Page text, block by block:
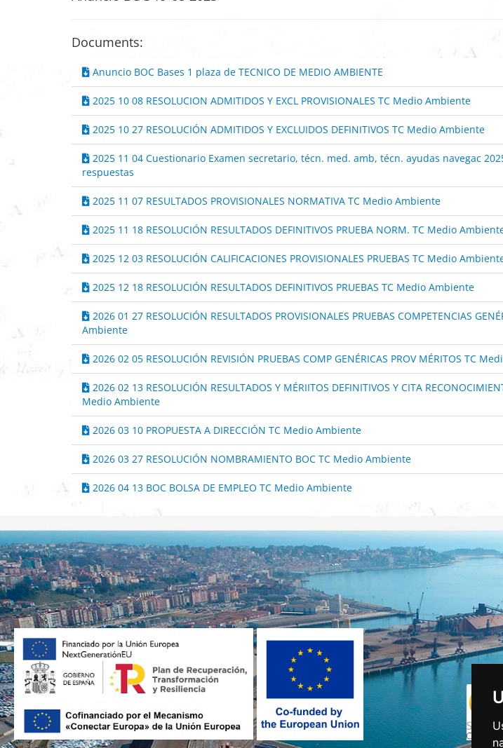
Documents:
Anuncio BOC Bases 1 plaza de TECNICO DE MEDIO AMBIENTE
2025 10 08 RESOLUCION ADMITIDOS Y EXCL PROVISIONALES TC Medio Ambiente
2025 10 27 RESOLUCIÓN ADMITIDOS Y EXCLUIDOS DEFINITIVOS TC Medio Ambiente
2025 11 04 Cuestionario Examen secretario, técn. med. amb, técn. ayudas navegac
respuestas
2025 11 07 RESULTADOS PROVISIONALES NORMATIVA TC Medio Ambiente
2025 11 18 RESOLUCIÓN RESULTADOS DEFINITIVOS PRUEBA NORM. TC Medio
2025 12 03 RESOLUCIÓN CALIFICACIONES PROVISIONALES PRUEBAS TC Medio
2025 12 18 RESOLUCIÓN RESULTADOS DEFINITIVOS PRUEBAS TC Medio Ambiente
2026 01 27 RESOLUCIÓN RESULTADOS PROVISIONALES PRUEBAS COMPETENCIAS
Ambiente
2026 02 05 RESOLUCIÓN REVISIÓN PRUEBAS COMP GENÉRICAS PROV MÉRITOS TC
2026 02 13 RESOLUCIÓN RESULTADOS Y MÉRIITOS DEFINITIVOS Y CITA
Medio Ambiente
2026 03 10 PROPUESTA A DIRECCIÓN TC Medio Ambiente
2026 03 27 RESOLUCIÓN NOMBRAMIENTO BOC TC Medio Ambiente
2026 04 13 BOC BOLSA DE EMPLEO TC Medio Ambiente